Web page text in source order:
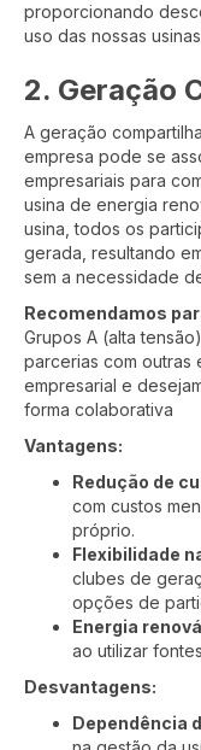
proporcionando
uso das nossas
2. Geração
A geração
empresa pode se
empresariais para
usina de energia
usina, todos os
gerada, resultando
sem a necessidade
Recomendamos
Grupos A (alta
parcerias com outras
empresarial e
forma colaborativa
Vantagens:
Redução de
com custos
próprio.
Flexibilidade
clubes de
opções de
Energia
ao utilizar
Desvantagens:
Dependência